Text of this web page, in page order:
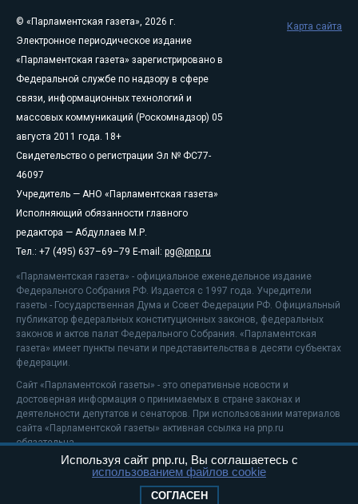
© «Парламентская газета», 2026 г.
Электронное периодическое издание
«Парламентская газета» зарегистрировано в
Федеральной службе по надзору в сфере
связи, информационных технологий и
массовых коммуникаций (Роскомнадзор) 05
августа 2011 года. 18+
Свидетельство о регистрации Эл № ФС77-
46097
Учредитель — АНО «Парламентская газета»
Исполняющий обязанности главного
редактора — Абдуллаев М.Р.
Тел.: +7 (495) 637–69–79 E-mail: pg@pnp.ru
«Парламентская газета» - официальное еженедельное издание
Федерального Собрания РФ. Издается с 1997 года. Учредители
газеты - Государственная Дума и Совет Федерации РФ. Официальный
публикатор федеральных конституционных законов, федеральных
законов и актов палат Федерального Собрания. «Парламентская
газета» имеет пункты печати и представительства в десяти субъектах
федерации.
Сайт «Парламентской газеты» - это оперативные новости и
достоверная информация о принимаемых в стране законах и
деятельности депутатов и сенаторов. При использовании материалов
сайта «Парламентской газеты» активная ссылка на pnp.ru
обязательна.
На информационном ресурсе применяютсярекомендательные
Положение о защите персональных данных
Карта сайта
Используя сайт pnp.ru, Вы соглашаетесь с
использованием файлов cookie
СОГЛАСЕН